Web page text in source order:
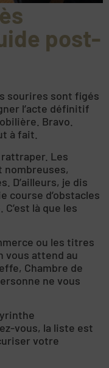
post-
sourires sont figés
l’acte définitif
Bravo.
à fait.
Les
nombreuses,
D’ailleurs, je dis
course d’obstacles
là que les
ou les titres
vous attend au
Chambre de
ne vous
vous, la liste est
votre